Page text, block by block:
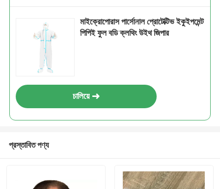
মাইক্রোপোরাস পার্সোনাল প্রোটেক্টিভ ইকুইপমেন্ট
পিপিই ফুল বডি ক্লথিং উইথ জিপার
চালিয়ে
প্রস্তাবিত পণ্য